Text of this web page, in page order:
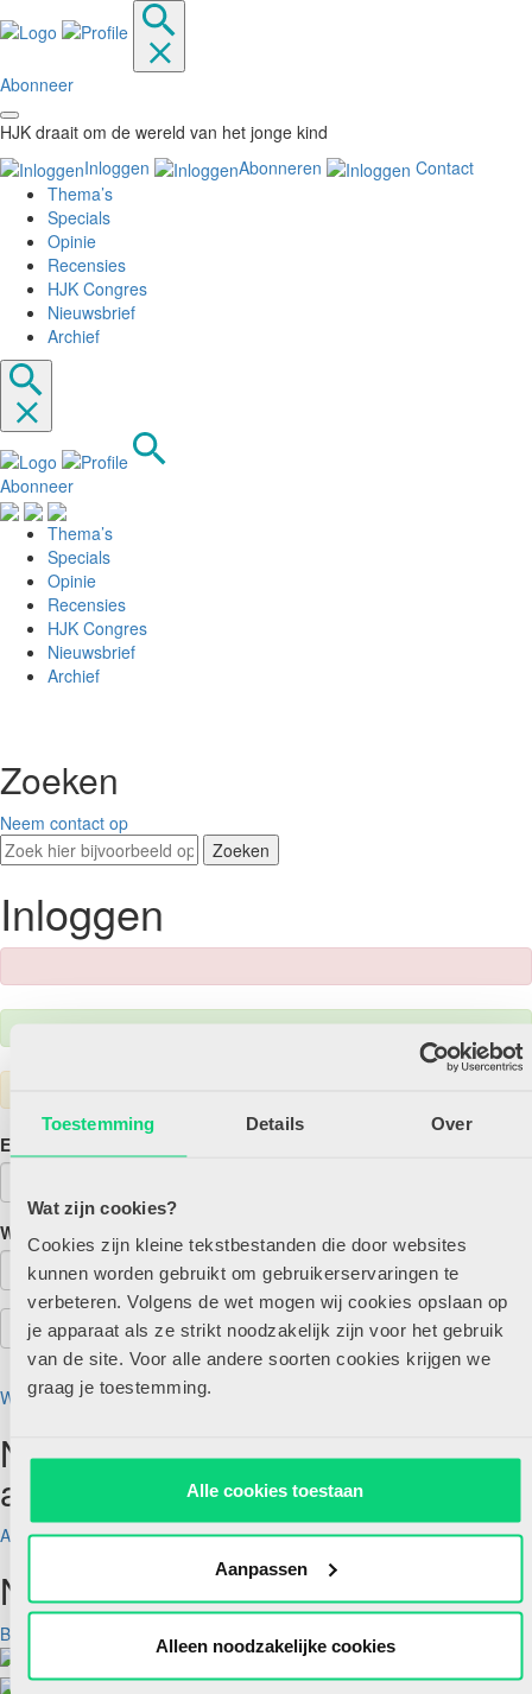
Toestemming Details Over
Wat zijn cookies?
Cookies zijn kleine tekstbestanden die door websites
kunnen worden gebruikt om gebruikerservaringen te
verbeteren. Volgens de wet mogen wij cookies opslaan op
je apparaat als ze strikt noodzakelijk zijn voor het gebruik
van de site. Voor alle andere soorten cookies krijgen we
graag je toestemming.
Alle cookies toestaan
Aanpassen
Alleen noodzakelijke cookies
Abonneer
HJK draait om de wereld van het jonge kind
Inloggen
Abonneren
Contact
Thema’s
Specials
Opinie
Recensies
HJK Congres
Nieuwsbrief
Archief
Abonneer
Thema’s
Specials
Opinie
Recensies
HJK Congres
Nieuwsbrief
Archief
Zoeken
Neem contact op
Zoeken
Inloggen
E-mailadres
Wachtwoord
Wachtwoord vergeten?
Nog geen account maar wel
abonnee?
Account aanmaken
Nog geen abonnee?
Bekijk aanbod